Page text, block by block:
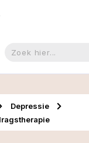
Depressie